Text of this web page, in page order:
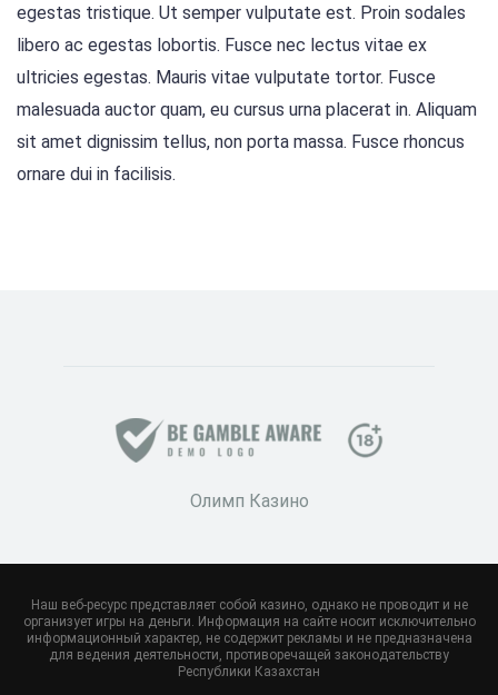
egestas tristique. Ut semper vulputate est. Proin sodales
libero ac egestas lobortis. Fusce nec lectus vitae ex
ultricies egestas. Mauris vitae vulputate tortor. Fusce
malesuada auctor quam, eu cursus urna placerat in. Aliquam
sit amet dignissim tellus, non porta massa. Fusce rhoncus
ornare dui in facilisis.
Олимп Казино
Наш веб-ресурс представляет собой казино, однако не проводит и не
организует игры на деньги. Информация на сайте носит исключительно
информационный характер, не содержит рекламы и не предназначена
для ведения деятельности, противоречащей законодательству
Республики Казахстан